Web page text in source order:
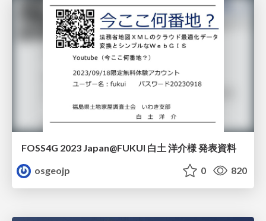
FOSS4G 2023 Japan@FUKUI 白土 洋介様 発表資料
osgeojp
0 820